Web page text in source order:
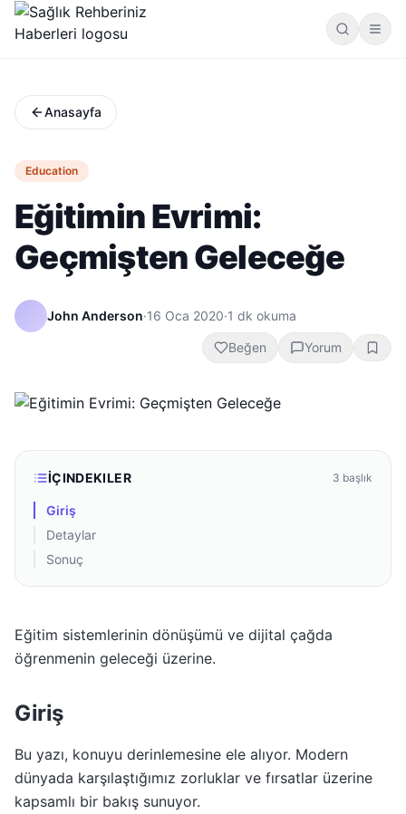
Anasayfa
Education
Eğitimin Evrimi:
Geçmişten Geleceğe
John Anderson·16 Oca 2020·1 dk okuma
Beğen Yorum
İÇINDEKILER 3 başlık
Giriş
Detaylar
Sonuç
Eğitim sistemlerinin dönüşümü ve dijital çağda
öğrenmenin geleceği üzerine.
Giriş
Bu yazı, konuyu derinlemesine ele alıyor. Modern
dünyada karşılaştığımız zorluklar ve fırsatlar üzerine
kapsamlı bir bakış sunuyor.